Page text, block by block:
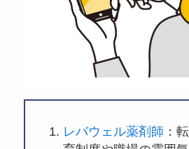
レバウェル薬剤師 ：